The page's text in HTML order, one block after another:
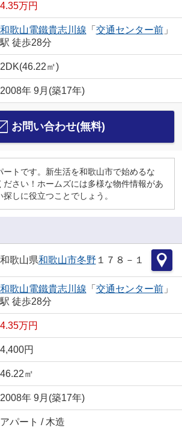
4.35万円
和歌山電鐵貴志川線 「 交通センター前」
駅 徒歩28分
2DK(46.22㎡)
2008年 9月(築17年)
お問い合わせ(無料)
ートです。新生活を和歌山市で始めるな
ださい！ホームズには多様な物件情報があ
しに役立つことでしょう。
和歌山県和歌山市冬野 １７８－１
和歌山電鐵貴志川線 「 交通センター前」
駅 徒歩28分
4.35万円
4,400円
46.22㎡
2008年 9月(築17年)
アパート / 木造